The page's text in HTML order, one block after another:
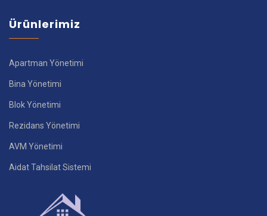
Ürünlerimiz
Apartman Yönetimi
Bina Yönetimi
Blok Yönetimi
Rezidans Yönetimi
AVM Yönetimi
Aidat Tahsilat Sistemi